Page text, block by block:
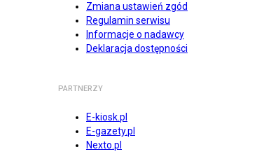
Zmiana ustawień zgód
Regulamin serwisu
Informacje o nadawcy
Deklaracja dostępności
PARTNERZY
E-kiosk.pl
E-gazety.pl
Nexto.pl